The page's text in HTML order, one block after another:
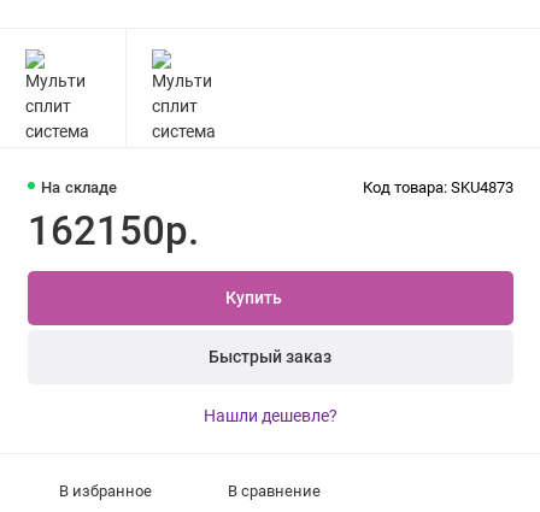
На складе Код товара: SKU4873
162150р.
Купить
Быстрый заказ
Нашли дешевле?
В избранное В сравнение